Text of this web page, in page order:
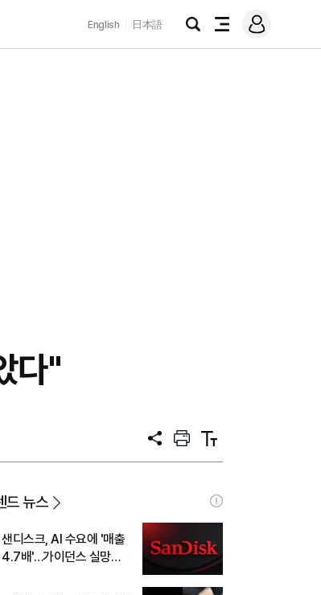
English 日本語
검
전
메
그
다"
공
프
트
텍
트
드 뉴스
샌디스크, AI 수요에 '매출
4.7배'…가이던스 실망에